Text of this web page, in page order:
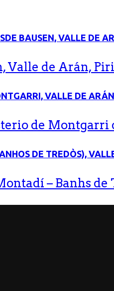
Valle de Arán,
de Montgarri
– Banhs